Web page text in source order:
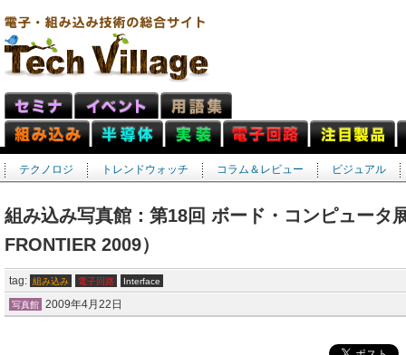
テクノロジ トレンドウォッチ コラム＆レビュー ビジュアル
組み込み写真館：第18回 ボード・コンピュータ
FRONTIER 2009）
tag: 組み込み 電子回路 Interface
写真館 2009年4月22日